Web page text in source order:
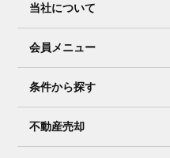
当社について
会員メニュー
条件から探す
不動産売却